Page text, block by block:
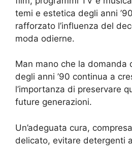
temi e estetica degli anni
rafforzato l’influenza del
moda odierne.
Man mano che la domanda
degli anni ’90 continua a
l’importanza di preservare
future generazioni.
Un’adeguata cura,
delicato, evitare detergenti